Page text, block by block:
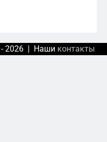
- 2026 | Наши контакты